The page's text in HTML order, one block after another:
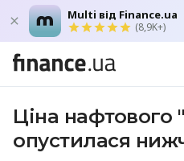
Multi від Finance.ua
(8,9K+)
Ціна
опустилася